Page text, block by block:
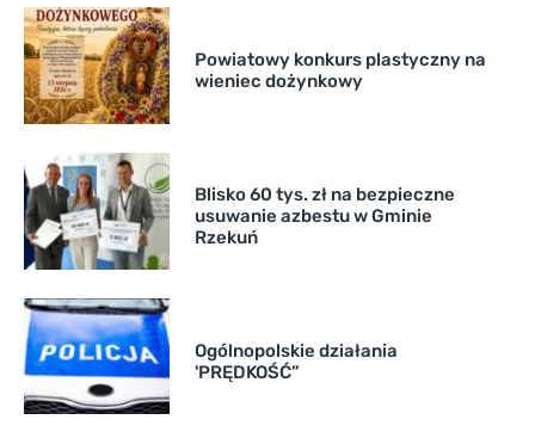
Powiatowy konkurs plastyczny na
wieniec dożynkowy
Blisko 60 tys. zł na bezpieczne
usuwanie azbestu w Gminie
Rzekuń
Ogólnopolskie działania
'PRĘDKOŚĆ”